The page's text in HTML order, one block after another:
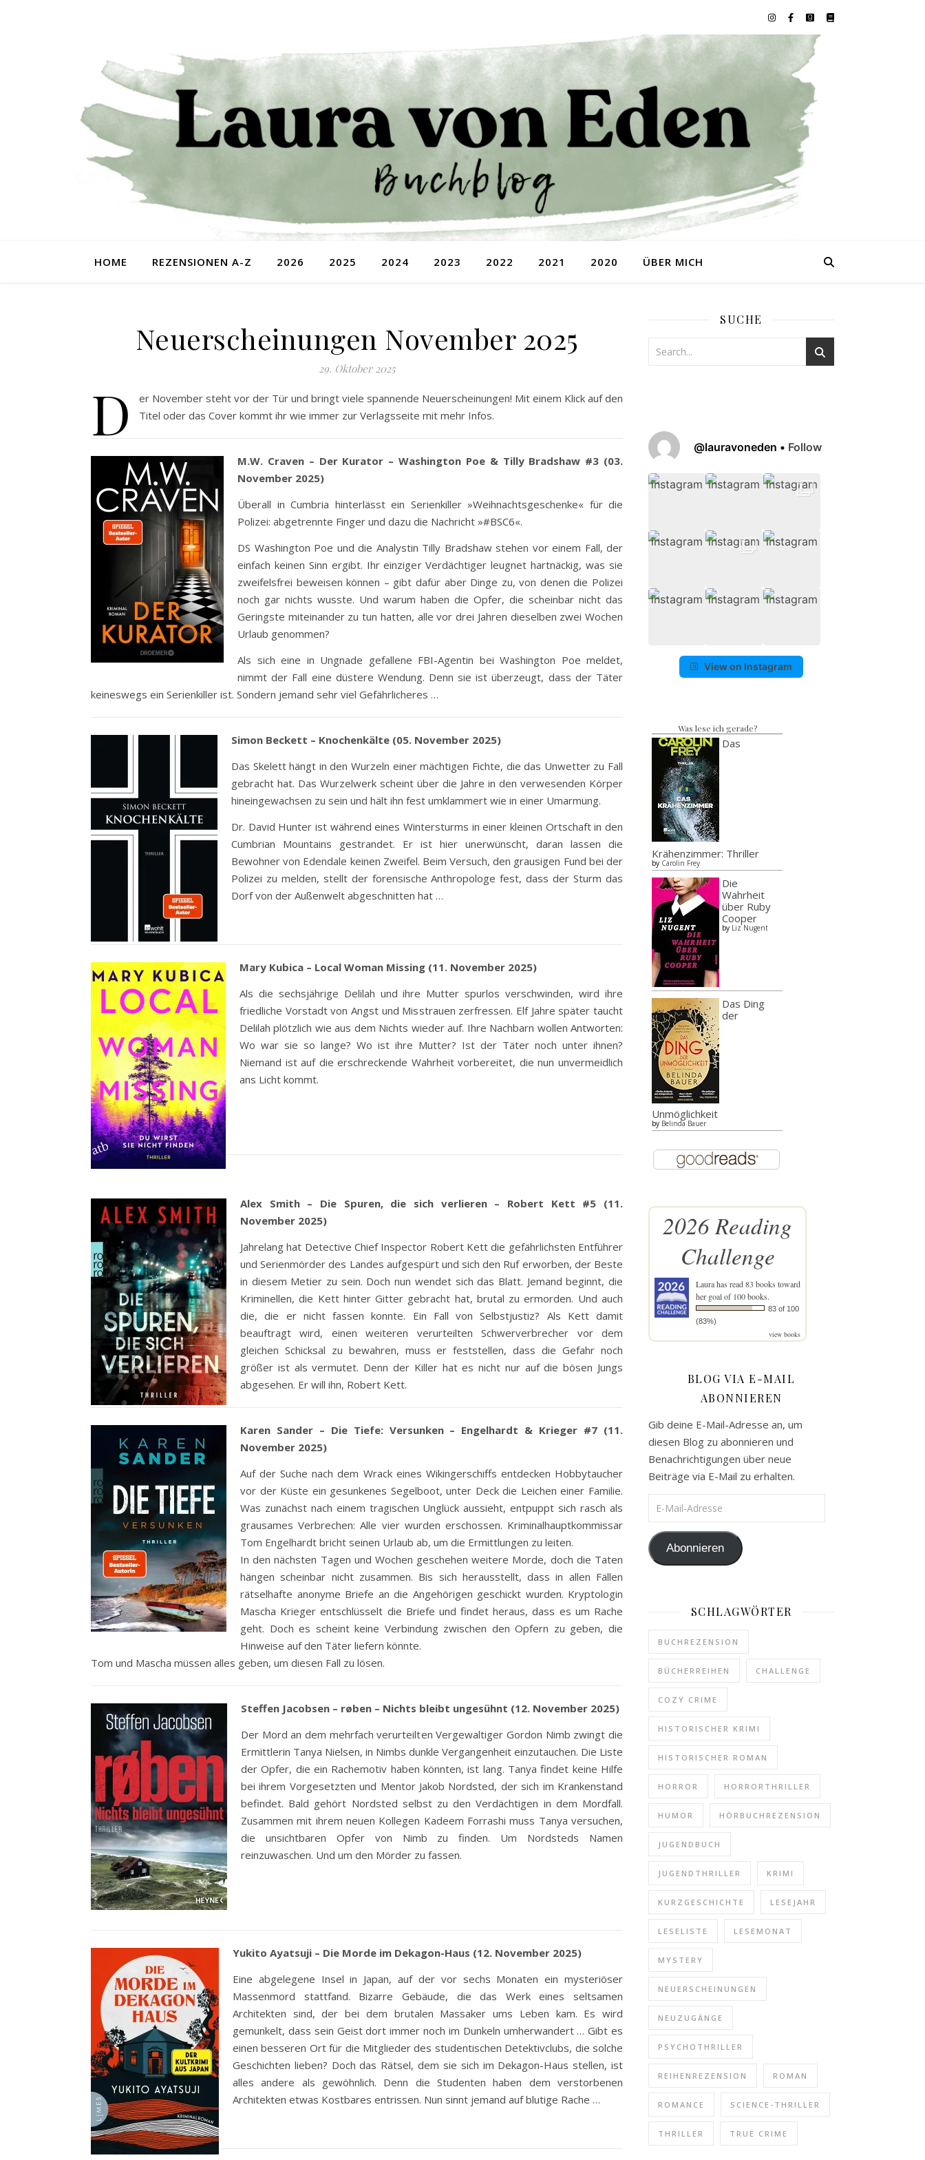
HOME REZENSIONEN A-Z 2026 2025 2024 2023 2022 2021 2020 ÜBER MICH
Neuerscheinungen November 2025
29. Oktober 2025
D
er November steht vor der Tür und bringt viele spannende Neuerscheinungen! Mit einem Klick auf den
Titel oder das Cover kommt ihr wie immer zur Verlagsseite mit mehr Infos.
M.W. Craven – Der Kurator – Washington Poe & Tilly Bradshaw #3 (03.
November 2025)
Überall in Cumbria hinterlässt ein Serienkiller »Weihnachtsgeschenke« für die
Polizei: abgetrennte Finger und dazu die Nachricht »#BSC6«.
DS Washington Poe und die Analystin Tilly Bradshaw stehen vor einem Fall, der
einfach keinen Sinn ergibt. Ihr einziger Verdächtiger leugnet hartnäckig, was sie
zweifelsfrei beweisen können – gibt dafür aber Dinge zu, von denen die Polizei
noch gar nichts wusste. Und warum haben die Opfer, die scheinbar nicht das
Geringste miteinander zu tun hatten, alle vor drei Jahren dieselben zwei Wochen
Urlaub genommen?
Als sich eine in Ungnade gefallene FBI-Agentin bei Washington Poe meldet,
nimmt der Fall eine düstere Wendung. Denn sie ist überzeugt, dass der Täter
keineswegs ein Serienkiller ist. Sondern jemand sehr viel Gefährlicheres …
Simon Beckett – Knochenkälte (05. November 2025)
Das Skelett hängt in den Wurzeln einer mächtigen Fichte, die das Unwetter zu Fall
gebracht hat. Das Wurzelwerk scheint über die Jahre in den verwesenden Körper
hineingewachsen zu sein und hält ihn fest umklammert wie in einer Umarmung.
Dr. David Hunter ist während eines Wintersturms in einer kleinen Ortschaft in den
Cumbrian Mountains gestrandet. Er ist hier unerwünscht, daran lassen die
Bewohner von Edendale keinen Zweifel. Beim Versuch, den grausigen Fund bei der
Polizei zu melden, stellt der forensische Anthropologe fest, dass der Sturm das
Dorf von der Außenwelt abgeschnitten hat …
Mary Kubica – Local Woman Missing (11. November 2025)
Als die sechsjährige Delilah und ihre Mutter spurlos verschwinden, wird ihre
friedliche Vorstadt von Angst und Misstrauen zerfressen. Elf Jahre später taucht
Delilah plötzlich wie aus dem Nichts wieder auf. Ihre Nachbarn wollen Antworten:
Wo war sie so lange? Wo ist ihre Mutter? Ist der Täter noch unter ihnen?
Niemand ist auf die erschreckende Wahrheit vorbereitet, die nun unvermeidlich
ans Licht kommt.
Alex Smith – Die Spuren, die sich verlieren – Robert Kett #5 (11.
November 2025)
Jahrelang hat Detective Chief Inspector Robert Kett die gefährlichsten Entführer
und Serienmörder des Landes aufgespürt und sich den Ruf erworben, der Beste
in diesem Metier zu sein. Doch nun wendet sich das Blatt. Jemand beginnt, die
Kriminellen, die Kett hinter Gitter gebracht hat, brutal zu ermorden. Und auch
die, die er nicht fassen konnte. Ein Fall von Selbstjustiz? Als Kett damit
beauftragt wird, einen weiteren verurteilten Schwerverbrecher vor dem
gleichen Schicksal zu bewahren, muss er feststellen, dass die Gefahr noch
größer ist als vermutet. Denn der Killer hat es nicht nur auf die bösen Jungs
abgesehen. Er will ihn, Robert Kett.
Karen Sander – Die Tiefe: Versunken – Engelhardt & Krieger #7 (11.
November 2025)
Auf der Suche nach dem Wrack eines Wikingerschiffs entdecken Hobbytaucher
vor der Küste ein gesunkenes Segelboot, unter Deck die Leichen einer Familie.
Was zunächst nach einem tragischen Unglück aussieht, entpuppt sich rasch als
grausames Verbrechen: Alle vier wurden erschossen. Kriminalhauptkommissar
Tom Engelhardt bricht seinen Urlaub ab, um die Ermittlungen zu leiten.
In den nächsten Tagen und Wochen geschehen weitere Morde, doch die Taten
hängen scheinbar nicht zusammen. Bis sich herausstellt, dass in allen Fällen
rätselhafte anonyme Briefe an die Angehörigen geschickt wurden. Kryptologin
Mascha Krieger entschlüsselt die Briefe und findet heraus, dass es um Rache
geht. Doch es scheint keine Verbindung zwischen den Opfern zu geben, die
Hinweise auf den Täter liefern könnte.
Tom und Mascha müssen alles geben, um diesen Fall zu lösen.
Steffen Jacobsen – røben – Nichts bleibt ungesühnt (12. November 2025)
Der Mord an dem mehrfach verurteilten Vergewaltiger Gordon Nimb zwingt die
Ermittlerin Tanya Nielsen, in Nimbs dunkle Vergangenheit einzutauchen. Die Liste
der Opfer, die ein Rachemotiv haben könnten, ist lang. Tanya findet keine Hilfe
bei ihrem Vorgesetzten und Mentor Jakob Nordsted, der sich im Krankenstand
befindet. Bald gehört Nordsted selbst zu den Verdächtigen in dem Mordfall.
Zusammen mit ihrem neuen Kollegen Kadeem Forrashi muss Tanya versuchen,
die unsichtbaren Opfer von Nimb zu finden. Um Nordsteds Namen
reinzuwaschen. Und um den Mörder zu fassen.
Yukito Ayatsuji – Die Morde im Dekagon-Haus (12. November 2025)
Eine abgelegene Insel in Japan, auf der vor sechs Monaten ein mysteriöser
Massenmord stattfand. Bizarre Gebäude, die das Werk eines seltsamen
Architekten sind, der bei dem brutalen Massaker ums Leben kam. Es wird
gemunkelt, dass sein Geist dort immer noch im Dunkeln umherwandert … Gibt es
einen besseren Ort für die Mitglieder des studentischen Detektivclubs, die solche
Geschichten lieben? Doch das Rätsel, dem sie sich im Dekagon-Haus stellen, ist
alles andere als gewöhnlich. Denn die Studenten haben dem verstorbenen
Architekten etwas Kostbares entrissen. Nun sinnt jemand auf blutige Rache …
SUCHE
@lauravoneden • Follow
View on Instagram
Was lese ich gerade?
Das
Krähenzimmer: Thriller
by Carolin Frey
Die
Wahrheit
über Ruby
Cooper
by Liz Nugent
Das Ding
der
Unmöglichkeit
by Belinda Bauer
2026 Reading
Challenge
Laurahas read 83 books toward
her goal of 100 books.
83 of 100
(83%)
view books
BLOG VIA E-MAIL
ABONNIEREN
Gib deine E-Mail-Adresse an, um
diesen Blog zu abonnieren und
Benachrichtigungen über neue
Beiträge via E-Mail zu erhalten.
E-Mail-Adresse
Abonnieren
SCHLAGWÖRTER
BUCHREZENSION
BÜCHERREIHEN CHALLENGE
COZY CRIME
HISTORISCHER KRIMI
HISTORISCHER ROMAN
HORROR HORRORTHRILLER
HUMOR HÖRBUCHREZENSION
JUGENDBUCH
JUGENDTHRILLER KRIMI
KURZGESCHICHTE LESEJAHR
LESELISTE LESEMONAT
MYSTERY
NEUERSCHEINUNGEN
NEUZUGÄNGE
PSYCHOTHRILLER
REIHENREZENSION ROMAN
ROMANCE SCIENCE-THRILLER
THRILLER TRUE CRIME